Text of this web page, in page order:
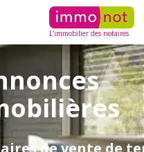
L'immobilier des notaires
de vente de